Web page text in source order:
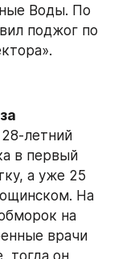
Воды. По
поджог по
за
28-летний
в первый
а уже 25
На
на
врачи
тогда он